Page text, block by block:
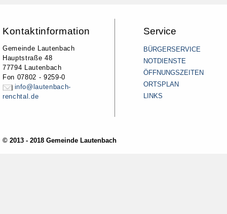
Kontaktinformation
Gemeinde Lautenbach
Hauptstraße 48
77794 Lautenbach
Fon 07802 - 9259-0
info@lautenbach-
renchtal.de
Service
BÜRGERSERVICE
NOTDIENSTE
ÖFFNUNGSZEITEN
ORTSPLAN
LINKS
© 2013 - 2018 Gemeinde Lautenbach